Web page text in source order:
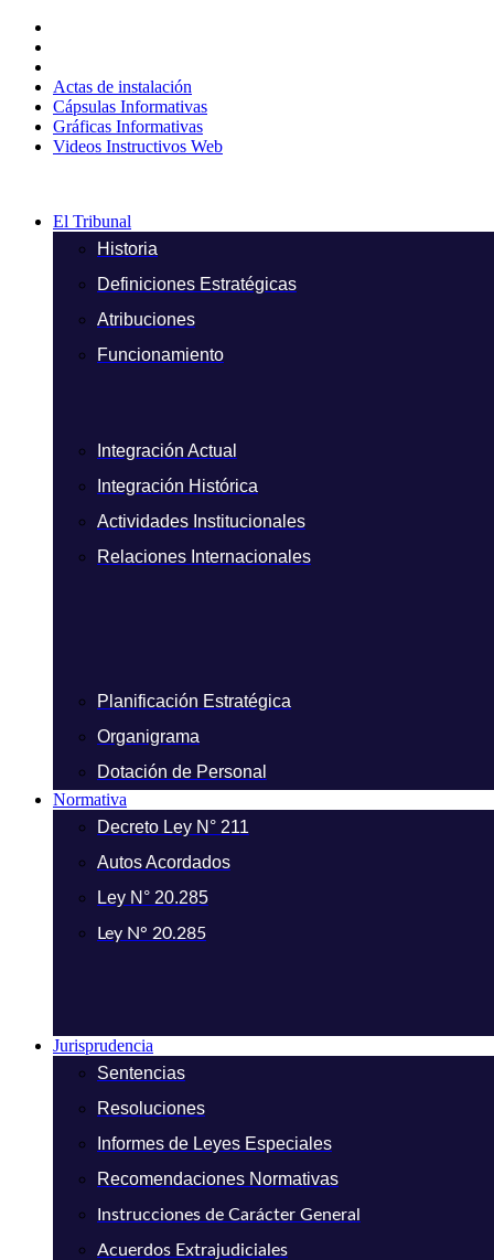
contenido
Actas de instalación
Cápsulas Informativas
Gráficas Informativas
Videos Instructivos Web
El Tribunal
Historia
Definiciones Estratégicas
Atribuciones
Funcionamiento
Integración Actual
Integración Histórica
Actividades Institucionales
Relaciones Internacionales
Planificación Estratégica
Organigrama
Dotación de Personal
Normativa
Decreto Ley N° 211
Autos Acordados
Ley N° 20.285
Ley N° 20.285
Jurisprudencia
Sentencias
Resoluciones
Informes de Leyes Especiales
Recomendaciones Normativas
Instrucciones de Carácter General
Acuerdos Extrajudiciales